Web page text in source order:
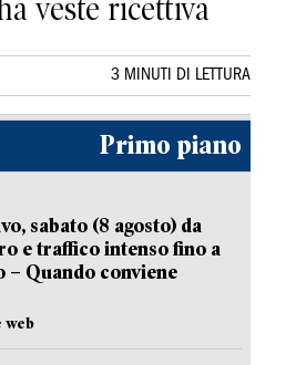
veste ricettiva
3 MINUTI DI LETTURA
Primo piano
sabato (8 agosto) da
e traffico intenso fino a
– Quando conviene
web